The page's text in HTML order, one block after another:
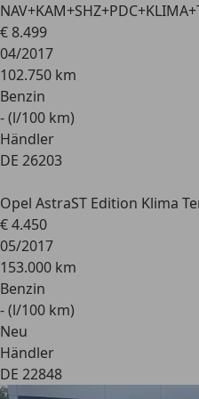
€ 8.499
04/2017
102.750 km
Benzin
- (l/100 km)
Händler
DE 26203
Opel AstraST Edition Klima
€ 4.450
05/2017
153.000 km
Benzin
- (l/100 km)
Neu
Händler
DE 22848